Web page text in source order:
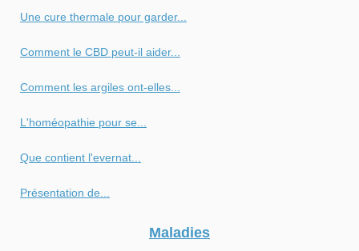
Une cure thermale pour garder...
Comment le CBD peut-il aider...
Comment les argiles ont-elles...
L'homéopathie pour se...
Que contient l'evernat...
Présentation de...
Maladies